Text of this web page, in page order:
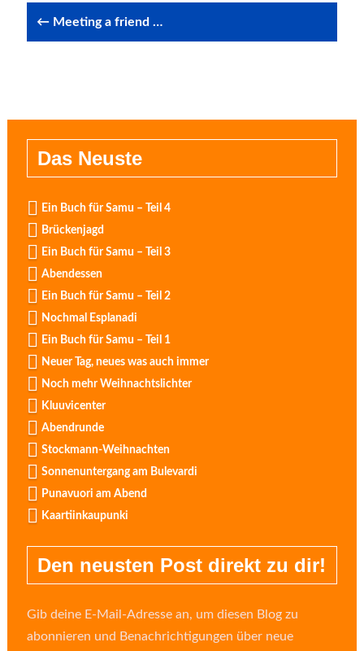
← Meeting a friend …
Das Neuste
Ein Buch für Samu – Teil 4
Brückenjagd
Ein Buch für Samu – Teil 3
Abendessen
Ein Buch für Samu – Teil 2
Nochmal Esplanadi
Ein Buch für Samu – Teil 1
Neuer Tag, neues was auch immer
Noch mehr Weihnachtslichter
Kluuvicenter
Abendrunde
Stockmann-Weihnachten
Sonnenuntergang am Bulevardi
Punavuori am Abend
Kaartiinkaupunki
Den neusten Post direkt zu dir!
Gib deine E-Mail-Adresse an, um diesen Blog zu
abonnieren und Benachrichtigungen über neue